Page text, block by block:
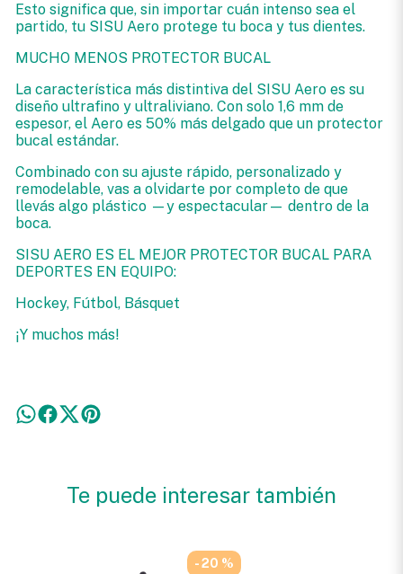
Esto significa que, sin importar cuán intenso sea el
partido, tu SISU Aero protege tu boca y tus dientes.
MUCHO MENOS PROTECTOR BUCAL
La característica más distintiva del SISU Aero es su
diseño ultrafino y ultraliviano. Con solo 1,6 mm de
espesor, el Aero es 50% más delgado que un protector
bucal estándar.
Combinado con su ajuste rápido, personalizado y
remodelable, vas a olvidarte por completo de que
llevás algo plástico —y espectacular— dentro de la
boca.
SISU AERO ES EL MEJOR PROTECTOR BUCAL PARA
DEPORTES EN EQUIPO:
Hockey, Fútbol, Básquet
¡Y muchos más!
Te puede interesar también
- 20 %